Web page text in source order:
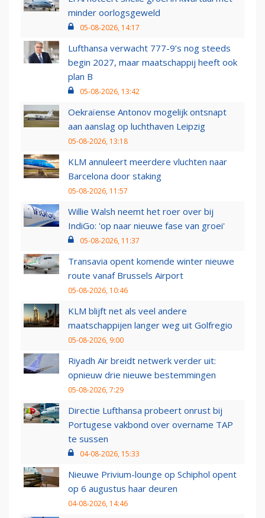
minder oorlogsgeweld
05-08-2026, 14:17
Lufthansa verwacht 777-9’s nog steeds
begin 2027, maar maatschappij heeft ook
plan B
05-08-2026, 13:42
Oekraïense Antonov mogelijk ontsnapt
aan aanslag op luchthaven Leipzig
05-08-2026, 13:18
KLM annuleert meerdere vluchten naar
Barcelona door staking
05-08-2026, 11:57
Willie Walsh neemt het roer over bij
IndiGo: 'op naar nieuwe fase van groei'
05-08-2026, 11:37
Transavia opent komende winter nieuwe
route vanaf Brussels Airport
05-08-2026, 10:46
KLM blijft net als veel andere
maatschappijen langer weg uit Golfregio
05-08-2026, 9:00
Riyadh Air breidt netwerk verder uit:
opnieuw drie nieuwe bestemmingen
05-08-2026, 7:29
Directie Lufthansa probeert onrust bij
Portugese vakbond over overname TAP
te sussen
04-08-2026, 15:33
Nieuwe Privium-lounge op Schiphol opent
op 6 augustus haar deuren
04-08-2026, 14:46